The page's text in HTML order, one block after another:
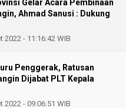
Gelar Acara Pembinaan
Ahmad Sanusi : Dukung
2022 - 11:16:42 WIB
Penggerak, Ratusan
Dijabat PLT Kepala
2022 - 09:06:51 WIB